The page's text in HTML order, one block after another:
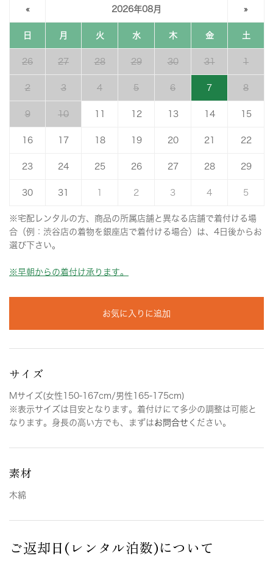
« 2026年08月 »
日 月 火 水 木 金 土
26 27 28 29 30 31 1
2 3 4 5 6 7 8
9 10 12 13 14 15
16 17 18 19 20 21 22
23 24 25 26 27 28 29
30 31 2 3 4 5
※宅配レンタルの方、商品の所属店舗と異なる店舗で着付ける場
合（例：渋谷店の着物を銀座店で着付ける場合）は、4日後からお
選び下さい。
※早朝からの着付け承ります。
お気に入りに追加
サイズ
Mサイズ(女性150-167cm/男性165-175cm)
※表示サイズは目安となります。着付けにて多少の調整は可能と
なります。身長の高い方でも、まずはお問合せ ください。
素材
木綿
ご返却日(レンタル泊数)について